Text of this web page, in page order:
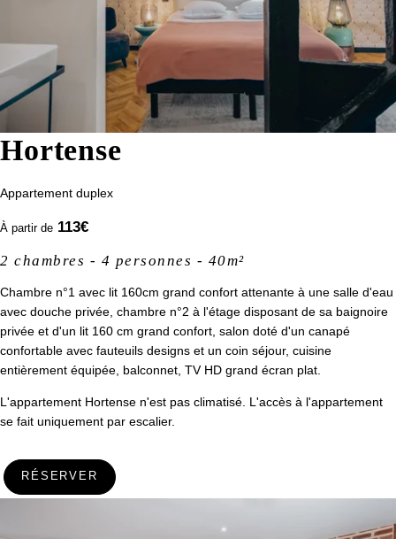
Hortense
Appartement duplex
À partir de 113€
2 chambres - 4 personnes - 40m²
Chambre n°1 avec lit 160cm grand confort attenante à une salle d'eau
avec douche privée, chambre n°2 à l'étage disposant de sa baignoire
privée et d'un lit 160 cm grand confort, salon doté d'un canapé
confortable avec fauteuils designs et un coin séjour, cuisine
entièrement équipée, balconnet, TV HD grand écran plat.
L'appartement Hortense n'est pas climatisé. L'accès à l'appartement
se fait uniquement par escalier.
RÉSERVER
Offres
Photos
Accès corporate
Contact & Accès
Recrutement
Téléphone *:
Date d'arrivée :
Date de départ :
Email
Message*: